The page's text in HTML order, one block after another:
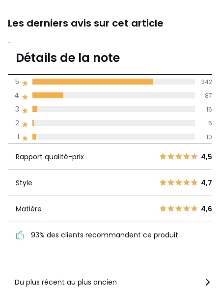
Les derniers avis sur cet article
4,6
moyenne des avis
dans toutes les
1 10
2
3 16
4
5 4,5
recommandent ce produit
Détails de la note
1 10
2 6
3 16
4 87
5 342
Rapport qualité-prix 4,5
Style 4,7
Matière 4,6
93% des clients recommandent ce produit
Du plus récent au plus ancien